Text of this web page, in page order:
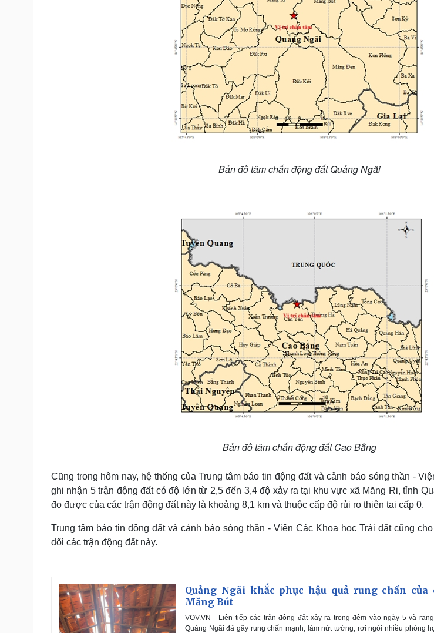
Bản đồ tâm chấn động đất Quảng Ngãi
Bản đồ tâm chấn động đất Cao Bằng
Cũng trong hôm nay, hệ thống của Trung tâm báo tin động đất và cảnh báo sóng thần -
ghi nhận 5 trận động đất có độ lớn từ 2,5 đến 3,4 độ xảy ra tại khu vực xã Măng Ri, tỉnh
đo được của các trận động đất này là khoảng 8,1 km và thuộc cấp độ rủi ro thiên tai cấp 0.
Trung tâm báo tin động đất và cảnh báo sóng thần - Viện Các Khoa học Trái đất cũng
dõi các trận động đất này.
Quảng Ngãi khắc phục hậu quả rung chấn
Măng Bút
VOV.VN - Liên tiếp các trận động đất xảy ra trong đêm vào ngày 5 và
Quảng Ngãi đã gây rung chấn mạnh, làm nứt tường, rơi ngói nhiều phòng